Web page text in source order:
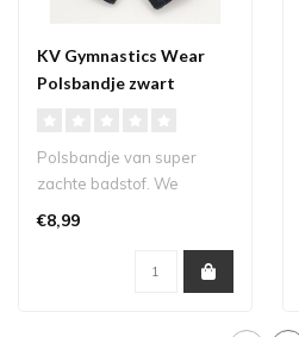
KV Gymnastics Wear
Polsbandje zwart
Polsbandje van super
zachte badstof. We
€8,99